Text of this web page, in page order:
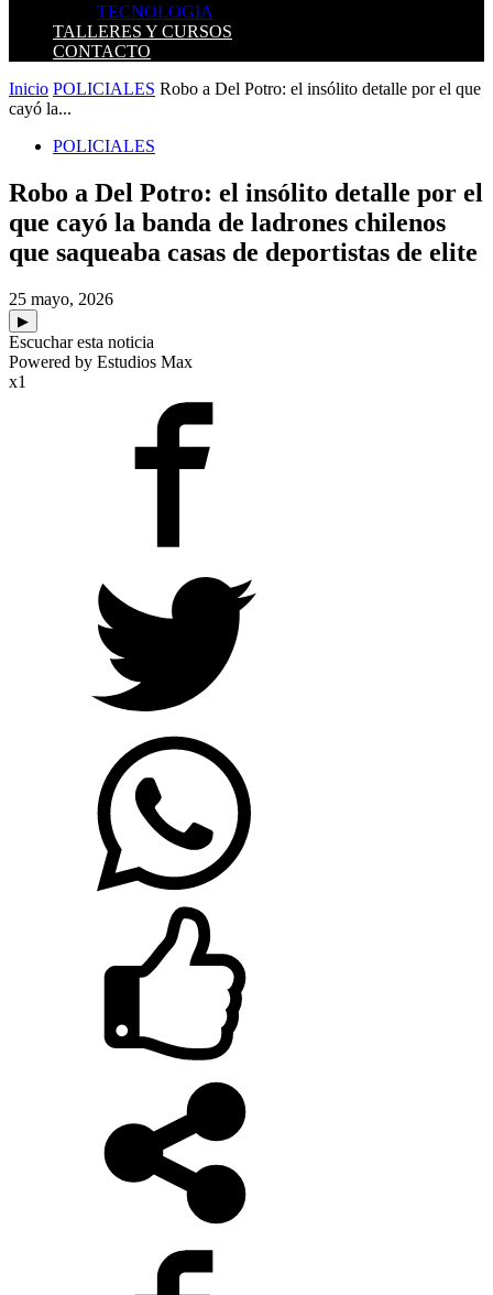
TECNOLOGIA
TALLERES Y CURSOS
CONTACTO
Inicio POLICIALES Robo a Del Potro: el insólito detalle por el que
cayó la...
POLICIALES
Robo a Del Potro: el insólito detalle por el
que cayó la banda de ladrones chilenos
que saqueaba casas de deportistas de elite
25 mayo, 2026
▶
Escuchar esta noticia
Powered by Estudios Max
x1